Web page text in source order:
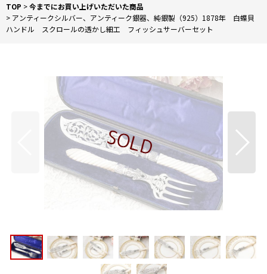
TOP >今までにお買い上げいただいた商品
> アンティークシルバー、アンティーク銀器、純銀製（925）1878年 白蝶貝
ハンドル スクロールの透かし細工 フィッシュサーバーセット